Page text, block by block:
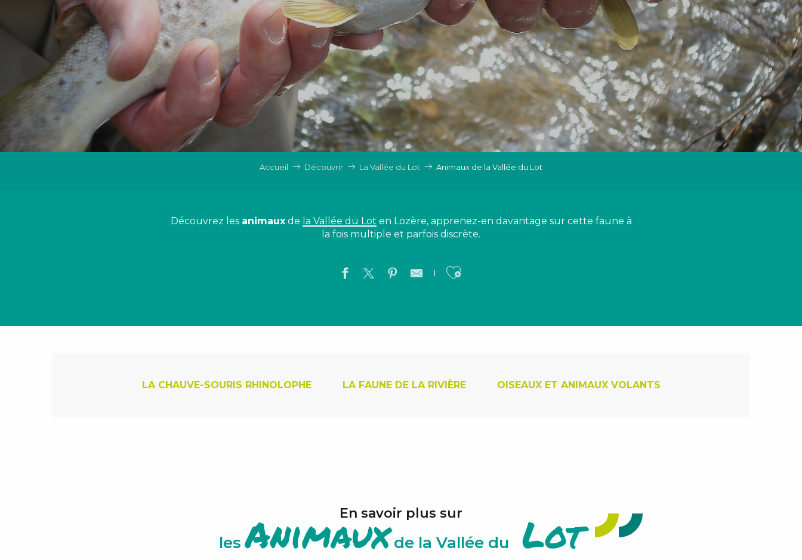
Accueil Découvrir La Vallée du Lot Animaux de la Vallée du Lot
Découvrez les animauxde la Vallée du Lot en Lozère, apprenez-en davantage sur cette faune à
la fois multiple et parfois discrète.
Ajouter aux favoris
LA CHAUVE-SOURIS RHINOLOPHE LA FAUNE DE LA RIVIÈRE OISEAUX ET ANIMAUX VOLANTS
En savoir plus sur
lesAnimaux de la Vallée du Lot